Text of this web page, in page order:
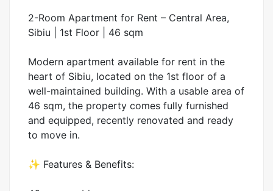
2-Room Apartment for Rent – Central Area,
Sibiu | 1st Floor | 46 sqm
Modern apartment available for rent in the
heart of Sibiu, located on the 1st floor of a
well-maintained building. With a usable area of
46 sqm, the property comes fully furnished
and equipped, recently renovated and ready
to move in.
✨ Features & Benefits: